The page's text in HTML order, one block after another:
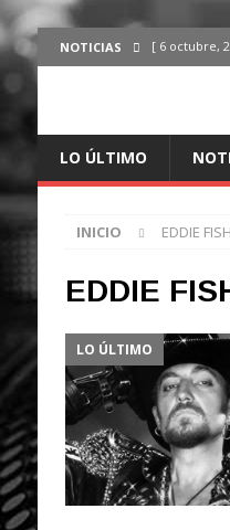
NOTICIAS [ 6 octubre,
ÚLTIMO
ÚLTIMO
LO ÚLTIMO
INICIO EDDIE
EDDIE
LO ÚLTIMO